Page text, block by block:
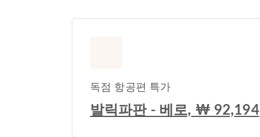
독점 항공편 특가
발릭파판 - 베로, ₩ 92,194